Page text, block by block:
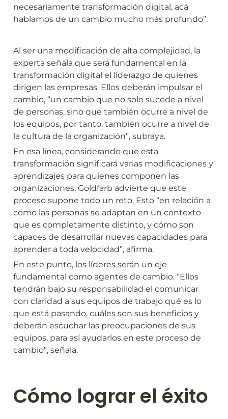
necesariamente transformación digital, acá
hablamos de un cambio mucho más profundo”.
Al ser una modificación de alta complejidad, la
experta señala que será fundamental en la
transformación digital el liderazgo de quienes
dirigen las empresas. Ellos deberán impulsar el
cambio, “un cambio que no solo sucede a nivel
de personas, sino que también ocurre a nivel de
los equipos, por tanto, también ocurre a nivel de
la cultura de la organización”, subraya.
En esa línea, considerando que esta
transformación significará varias modificaciones y
aprendizajes para quienes componen las
organizaciones, Goldfarb advierte que este
proceso supone todo un reto. Esto “en relación a
cómo las personas se adaptan en un contexto
que es completamente distinto, y cómo son
capaces de desarrollar nuevas capacidades para
aprender a toda velocidad”, afirma.
En este punto, los líderes serán un eje
fundamental como agentes de cambio. “Ellos
tendrán bajo su responsabilidad el comunicar
con claridad a sus equipos de trabajo qué es lo
que está pasando, cuáles son sus beneficios y
deberán escuchar las preocupaciones de sus
equipos, para así ayudarlos en este proceso de
cambio”, señala.
Cómo lograr el éxito